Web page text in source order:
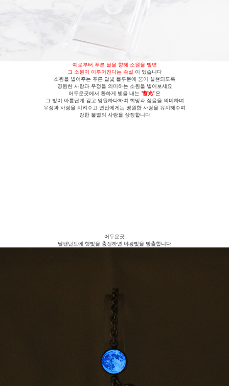
예로부터 푸른 달을 향해 소원을 빌면
그 소원이 이루어진다는 속설 이 있습니다
소원을 빌어주는 푸른 달빛 블루문에 꿈이 실현되도록
영원한 사랑과 우정을 의미하는 소원을 빌어보세요
어두운곳에서 환하게 빛을 내는 "蓄光" 은
그 빛이 아름답게 깊고 영원하다하여 희망과 젊음을 의미하며
우정과 사랑을 지켜주고 연인에게는 영원한 사랑을 유지해주며
강한 불멸의 사랑을 상징합니다
어두운곳
달팬던트에 햇빛을 충전하면 야광빛을 방출합니다